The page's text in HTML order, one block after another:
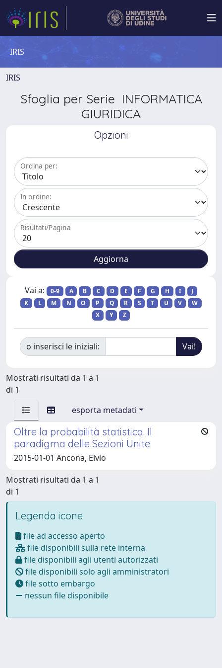
IRIS
IRIS
Sfoglia per Serie INFORMATICA
GIURIDICA
Opzioni
Ordina per:
In ordine:
Risultati/Pagina
Vai a: 0-9 A B C D E F G H I
J
K
L M N O P Q R S T U V
W
X
Y Z
o inserisci le iniziali:
Mostrati risultati da 1 a 1
di 1
esporta metadati
Oltre la probabilità statistica. Il
paradigma delle Sezioni Unite
2015-01-01 Ancona, Elvio
Mostrati risultati da 1 a 1
di 1
Legenda icone
file ad accesso aperto
file disponibili sulla rete interna
file disponibili agli utenti autorizzati
file disponibili solo agli amministratori
file sotto embargo
nessun file disponibile